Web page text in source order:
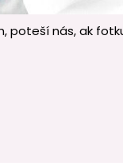
poteší nás, ak